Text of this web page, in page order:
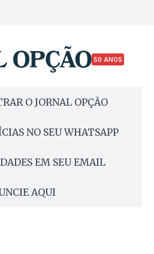
50 ANOS
O JORNAL OPÇÃO
NO SEU WHATSAPP
EM SEU EMAIL
AQUI